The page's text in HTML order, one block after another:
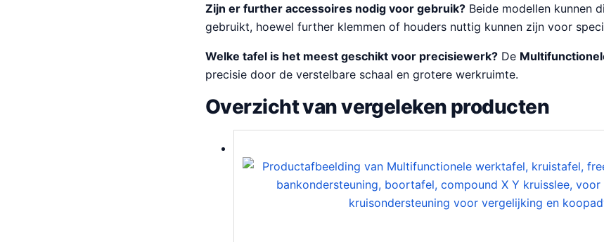
Zijn er further accessoires nodig voor gebruik? Beide modellen kunnen
gebruikt, hoewel further klemmen of houders nuttig kunnen zijn voor
Welke tafel is het meest geschikt voor precisiewerk? De
precisie door de verstelbare schaal en grotere werkruimte.
Overzicht van vergeleken producten